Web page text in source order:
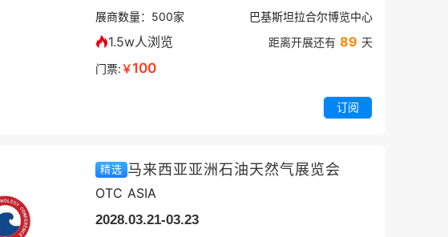
展商数量： 500家 巴基斯坦拉合尔博览中心
1.5w人浏览 距离开展还有 89 天
门票:￥100
订阅
精选 马来西亚亚洲石油天然气展览会
OTC ASIA
2028.03.21-03.23